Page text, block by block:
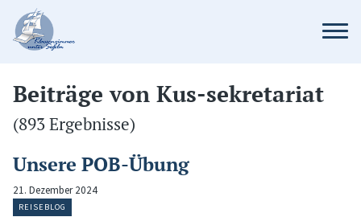
Beiträge von Kus-sekretariat
(893 Ergebnisse)
Unsere POB-Übung
21. Dezember 2024
REISEBLOG